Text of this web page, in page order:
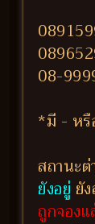
08-
*มี - หรื
สถานะต่
ยังอยู่ ยั
ถูกจองแ